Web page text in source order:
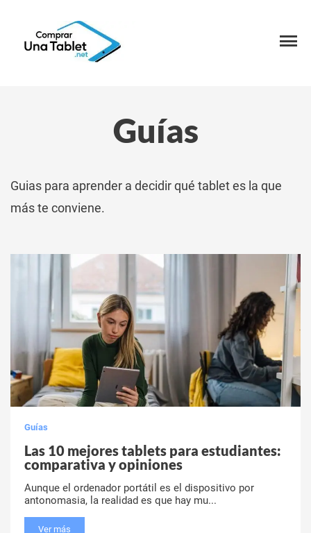
Guías
Guias para aprender a decidir qué tablet es la que
más te conviene.
Guías
Las 10 mejores tablets para estudiantes:
comparativa y opiniones
Aunque el ordenador portátil es el dispositivo por
antonomasia, la realidad es que hay mu...
Ver más